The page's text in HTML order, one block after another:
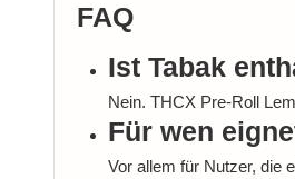
FAQ
Ist Tabak
Nein. THCX Pre-Roll
Für wen
Vor allem für Nutzer, die